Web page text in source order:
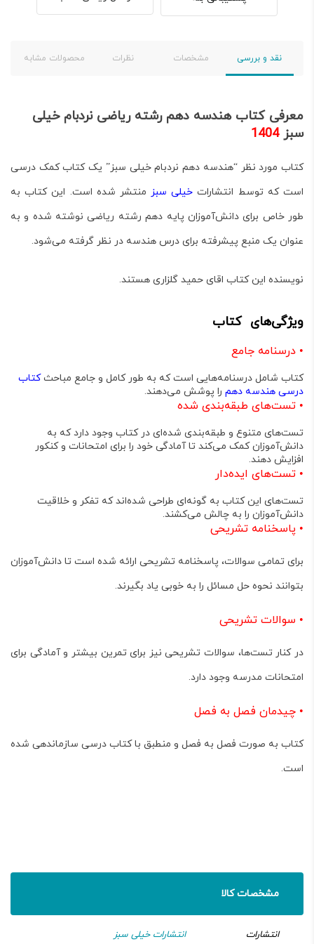
نقد و بررسی مشخصات نظرات محصولات مشابه
معرفی کتاب هندسه دهم رشته ریاضی نردبام خیلی
سبز1404
کتاب مورد نظر“هندسه دهم نردبام خیلی سبز” یککتاب کمک درسی
است کهتوسط انتشارات خیلی سبز منتشر شده است. این کتاب به
طور خاص برایدانش‌آموزان پایه دهم رشته ریاضینوشته شده و به
عنوان یک منبع پیشرفته برای درس هندسه در نظر گرفته می‌شود.
نویسنده این کتاب اقای حمید گلزاری هستند.
ویژگی‌های کتاب
• درسنامه جامع
کتاب شامل درسنامه‌هایی است که به طور کامل و جامع مباحثکتاب
درسی هندسه دهم را پوشش می‌دهند.
• تست‌های طبقه‌بندی شده
تست‌های متنوع و طبقه‌بندی شده‌ای در کتاب وجود دارد که به
دانش‌آموزان کمک می‌کند تا آمادگی خود را برای امتحانات و کنکور
افزایش دهند.
• تست‌های ایده‌دار
تست‌های این کتاب به گونه‌ای طراحی شده‌اند که تفکر و خلاقیت
دانش‌آموزان را به چالش می‌کشند.
• پاسخنامه تشریحی
برای تمامی سوالات، پاسخنامه تشریحی ارائه شده است تا دانش‌آموزان
بتوانند نحوه حل مسائل را به خوبی یاد بگیرند.
• سوالات تشریحی
در کنار تست‌ها، سوالات تشریحی نیز برای تمرین بیشتر و آمادگی برای
امتحانات مدرسه وجود دارد.
• چیدمان فصل به فصل
کتاب به صورت فصل به فصل و منطبق با کتاب درسی سازماندهی شده
است.
مشخصات کالا
انتشارات انتشارات خیلی سبز